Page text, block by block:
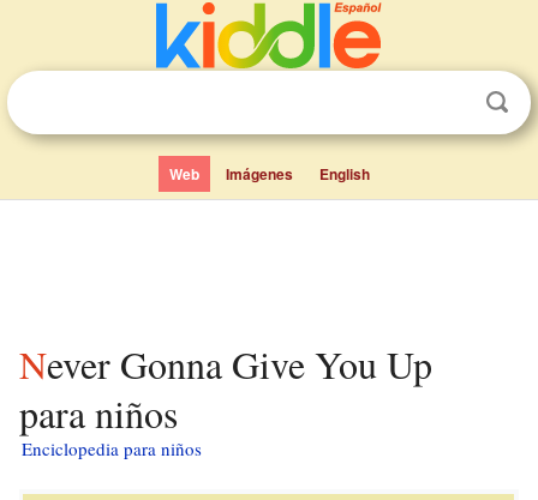
Web Imágenes English
Never Gonna Give You Up
para niños
Enciclopedia para niños